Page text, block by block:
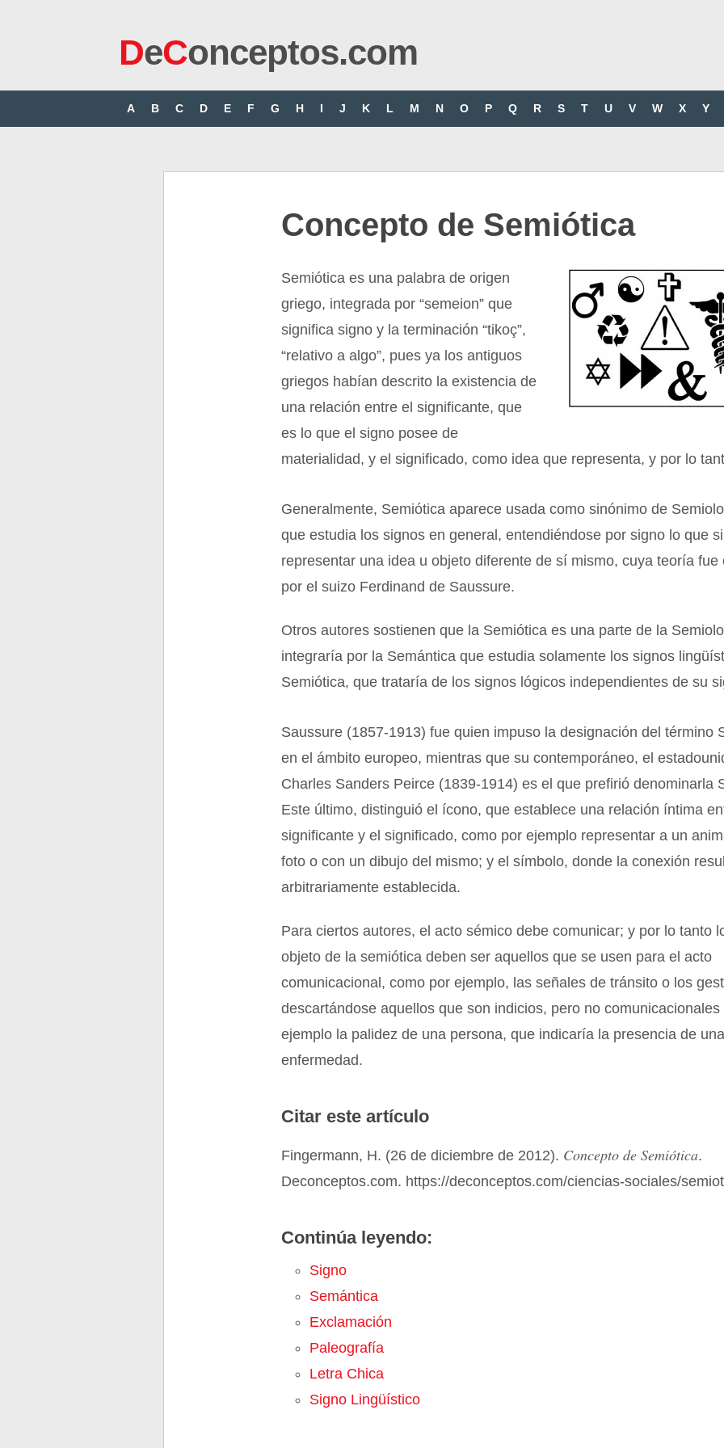
DeConceptos.com
A B C D E F G H I J K L M N O P Q R S T U V W X Y
Concepto de Semiótica
Semiótica es una palabra de origen
griego, integrada por “semeion” que
significa signo y la terminación “tikoç”,
“relativo a algo”, pues ya los antiguos
griegos habían descrito la existencia de
una relación entre el significante, que
es lo que el signo posee de
materialidad, y el significado, como idea que representa, y por lo
Generalmente, Semiótica aparece usada como sinónimo de
que estudia los signos en general, entendiéndose por signo lo que
representar una idea u objeto diferente de sí mismo, cuya teoría fue
por el suizo Ferdinand de Saussure.
Otros autores sostienen que la Semiótica es una parte de la
integraría por la Semántica que estudia solamente los signos
Semiótica, que trataría de los signos lógicos independientes de su
Saussure (1857-1913) fue quien impuso la designación del término
en el ámbito europeo, mientras que su contemporáneo, el
Charles Sanders Peirce (1839-1914) es el que prefirió denominarla
Este último, distinguió el ícono, que establece una relación íntima
significante y el significado, como por ejemplo representar a un
foto o con un dibujo del mismo; y el símbolo, donde la conexión
arbitrariamente establecida.
Para ciertos autores, el acto sémico debe comunicar; y por lo tanto
objeto de la semiótica deben ser aquellos que se usen para el acto
comunicacional, como por ejemplo, las señales de tránsito o los
descartándose aquellos que son indicios, pero no
ejemplo la palidez de una persona, que indicaría la presencia de
enfermedad.
Citar este artículo
Fingermann, H. (26 de diciembre de 2012). Concepto de Semiótica.
Deconceptos.com. https://deconceptos.com/ciencias-sociales/
Continúa leyendo:
Signo
Semántica
Exclamación
Paleografía
Letra Chica
Signo Lingüístico